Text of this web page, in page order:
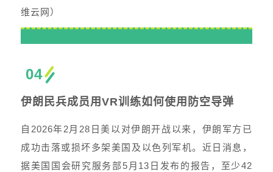
维云网）
04
伊朗民兵成员用VR训练如何使用防空导弹
自2026年2月28日美以对伊朗开战以来，伊朗军方已
成功击落或损坏多架美国及以色列军机。近日消息，
据美国国会研究服务部5月13日发布的报告，至少42